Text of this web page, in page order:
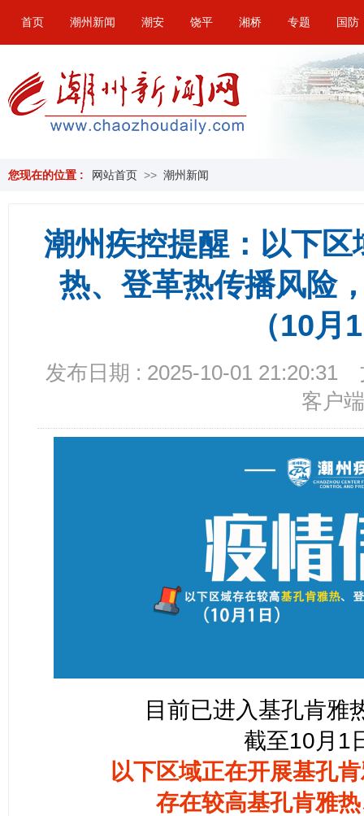
首页 潮州新闻 潮安 饶平 湘桥 专题 国防
您现在的位置 : 网站首页 >> 潮州新闻
潮州疾控提醒：以下
热、登革热传播风险
（10月
发布日期 : 2025-10-01 21:20:31
客户端
目前已进入基孔肯雅
截至10月1
以下区域正在开展基孔
存在较高基孔肯雅